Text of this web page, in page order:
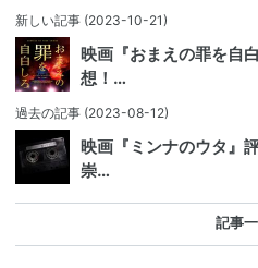
新しい記事 (2023-10-21)
映画『おまえの罪を自
想！…
過去の記事 (2023-08-12)
映画『ミンナのウタ』
崇…
記事